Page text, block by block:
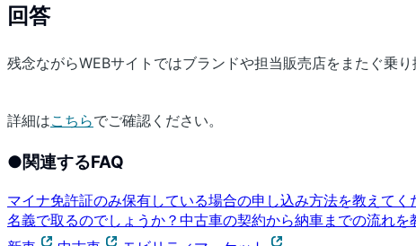
回答
残念ながらWEBサイトではブランドや担当販売店をまたぐ乗
詳細はこちらでご確認ください。
●関連するFAQ
マイナ免許証のみ保有している場合の申し込み方法を教えてく
名義で取るのでしょうか？ 中古車の契約から納車までの流れを